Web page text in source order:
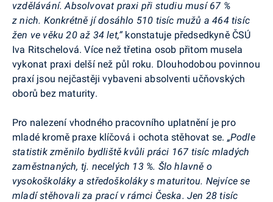
vzdělávání. Absolvovat praxi při studiu musí 67 %
z nich. Konkrétně jí dosáhlo 510 tisíc mužů a 464 tisíc
žen ve věku 20 až 34 let,“konstatuje předsedkyně ČSÚ
Iva Ritschelová. Více než třetina osob přitom musela
vykonat praxi delší než půl roku. Dlouhodobou povinnou
praxí jsou nejčastěji vybaveni absolventi učňovských
oborů bez maturity.
Pro nalezení vhodného pracovního uplatnění je pro
mladé kromě praxe klíčová i ochota stěhovat se. „Podle
statistik změnilo bydliště kvůli práci 167 tisíc mladých
zaměstnaných, tj. necelých 13 %. Šlo hlavně o
vysokoškoláky a středoškoláky s maturitou. Nejvíce se
mladí stěhovali za prací v rámci Česka. Jen 28 tisíc